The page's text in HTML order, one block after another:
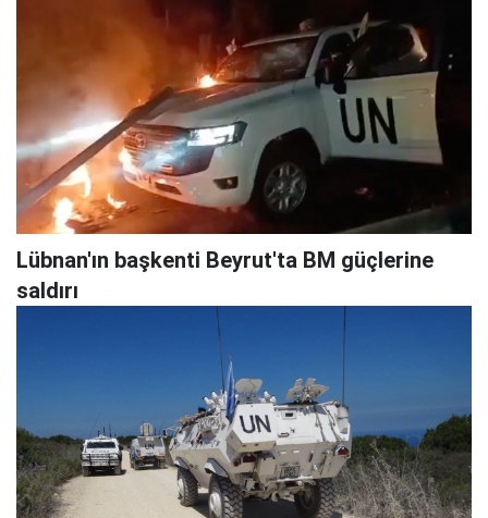
Lübnan'ın başkenti Beyrut'ta BM güçlerine
saldırı